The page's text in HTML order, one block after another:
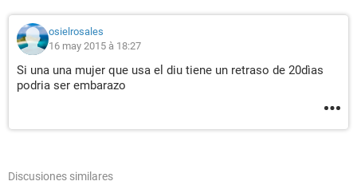
osielrosales
16 may 2015 à 18:27
Si una una mujer que usa el diu tiene un retraso de 20dìas
podria ser embarazo
Discusiones similares